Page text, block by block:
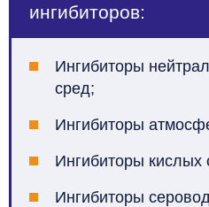
ингибиторов:
Ингибиторы
сред;
Ингибиторы
Ингибиторы кислых
Ингибиторы